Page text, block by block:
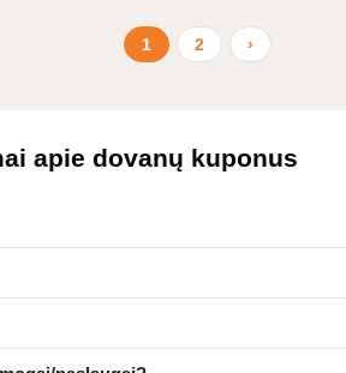
1 2 ›
apie dovanų kuponus